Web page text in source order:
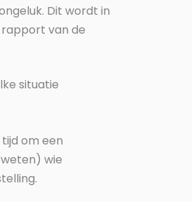
Dit wordt in
van de
situatie
om een
wie